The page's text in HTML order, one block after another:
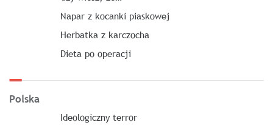
Napar z kocanki piaskowej
Herbatka z karczocha
Dieta po operacji
Polska
Ideologiczny terror